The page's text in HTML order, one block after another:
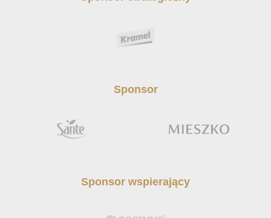
Sponsor
Sponsor wspierający